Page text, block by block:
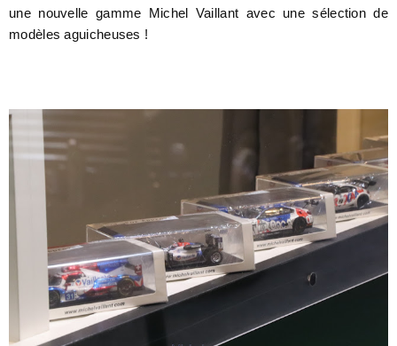
une nouvelle gamme Michel Vaillant avec une sélection de
modèles aguicheuses !